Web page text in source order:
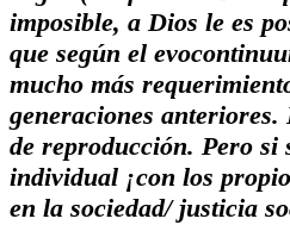
imposible, a Dios le es
que según el
mucho más
generaciones
de reproducción. Pero si
individual ¡con los
en la sociedad/ justicia